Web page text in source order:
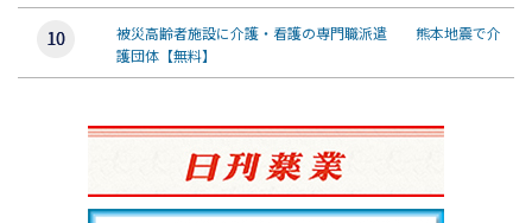
被災高齢者施設に介護・看護の専門職派遣 熊本地震で介
護団体【無料】